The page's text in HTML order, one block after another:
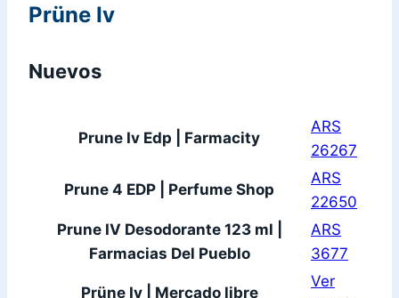
Prüne Iv
Nuevos
Prune Iv Edp | Farmacity
ARS
26267
Prune 4 EDP | Perfume Shop
ARS
22650
Prune IV Desodorante 123 ml |
Farmacias Del Pueblo
ARS
3677
Prüne Iv | Mercado libre
Ver